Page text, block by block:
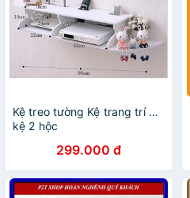
Kệ treo tường Kệ trang trí dài
kệ 2 hộc
299.000 đ